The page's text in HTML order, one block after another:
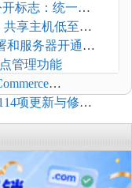
开标志：统一支
共享主机低至
和服务器开通更
管理功能
台体验并扩展电
项更新与修